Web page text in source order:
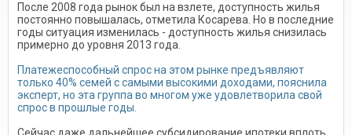
После 2008 года рынок был на взлете, доступность жилья
постоянно повышалась, отметила Косарева. Но в последние
годы ситуация изменилась - доступность жилья снизилась
примерно до уровня 2013 года.
Платежеспособный спрос на этом рынке предъявляют
только 40% семей с самыми высокими доходами, пояснила
эксперт, но эта группа во многом уже удовлетворила свой
спрос в прошлые годы.